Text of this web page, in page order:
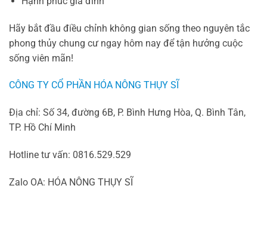
Hãy bắt đầu điều chỉnh không gian sống theo nguyên tắc
phong thủy chung cư ngay hôm nay để tận hưởng cuộc
sống viên mãn!
CÔNG TY CỔ PHẦN HÓA NÔNG THỤY SĨ
Địa chỉ: Số 34, đường 6B, P. Bình Hưng Hòa, Q. Bình Tân,
TP. Hồ Chí Minh
Hotline tư vấn: 0816.529.529
Zalo OA: HÓA NÔNG THỤY SĨ